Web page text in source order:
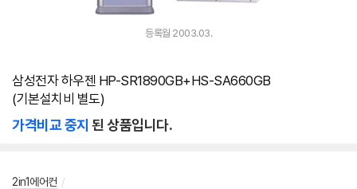
등록월 2003.03.
삼성전자 하우젠 HP-SR1890GB+HS-SA660GB
(기본설치비 별도)
가격비교 중지 된 상품입니다.
2in1에어컨 /